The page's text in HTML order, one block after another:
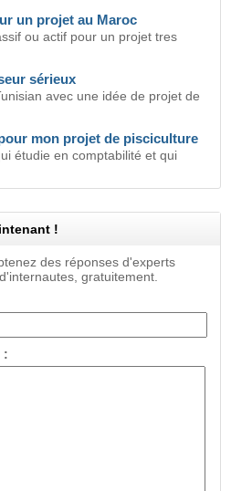
un projet au Maroc
ou actif pour un projet tres
sérieux
avec une idée de projet de
mon projet de pisciculture
étudie en comptabilité et qui
!
des réponses d'experts
gratuitement.
: